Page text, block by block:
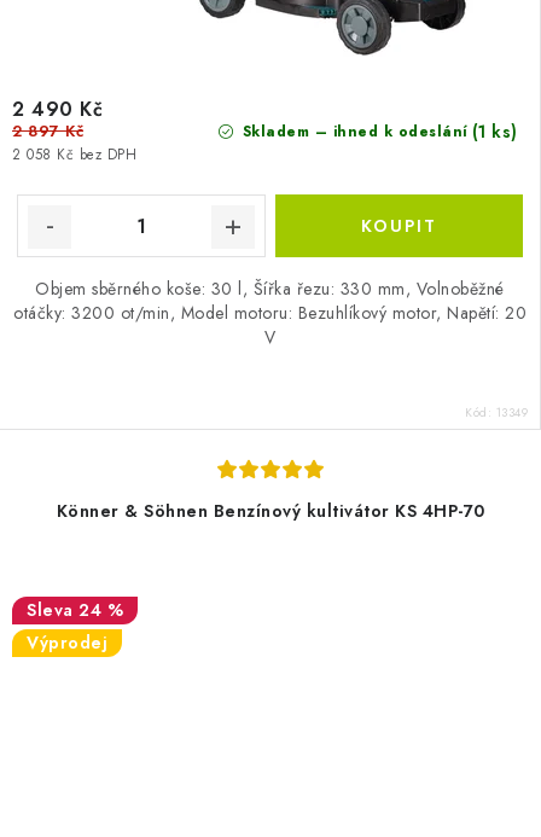
Skladem – ihned k odeslání (1 ks)
2 058 Kč bez DPH
2 490 Kč
2 897 Kč
Objem sběrného koše: 30 l, Šířka řezu: 330 mm, Volnoběžné
otáčky: 3200 ot/min, Model motoru: Bezuhlíkový motor, Napětí: 20
V
Kód: 13349
Könner & Söhnen Benzínový kultivátor KS 4HP-70
24 %
Výprodej